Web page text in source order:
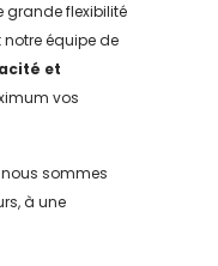
grande flexibilité
équipe de
et
vos
sommes
à une